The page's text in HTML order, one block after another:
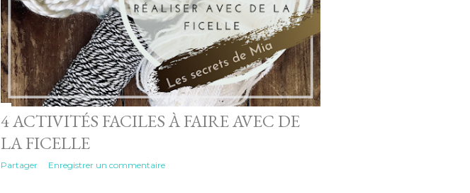
4 ACTIVITÉS FACILES À FAIRE AVEC DE
LA FICELLE
Partager Enregistrer un commentaire